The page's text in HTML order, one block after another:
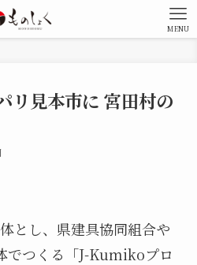
MENU
リ見本市に 宮田村の
とし、県建具協同組合や
でつくる「J-Kumikoプロ